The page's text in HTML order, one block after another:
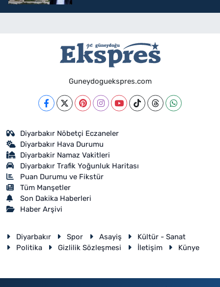
Guneydoguekspres.com
Diyarbakır Nöbetçi Eczaneler
Diyarbakır Hava Durumu
Diyarbakir Namaz Vakitleri
Diyarbakır Trafik Yoğunluk Haritası
Puan Durumu ve Fikstür
Tüm Manşetler
Son Dakika Haberleri
Haber Arşivi
Diyarbakır Spor Asayiş
Kültür - Sanat
Politika
Gizlilik Sözleşmesi İletişim Künye